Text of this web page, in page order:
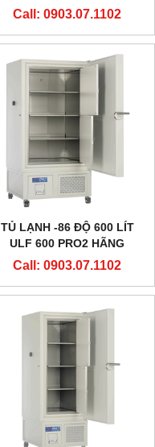
LÍT, DW-25L262, HÃNG
Call: 0903.07.1102
TỦ LẠNH -86 ĐỘ 600 LÍT
ULF 600 PRO2 HÃNG
EVERMED - Ý
Call: 0903.07.1102